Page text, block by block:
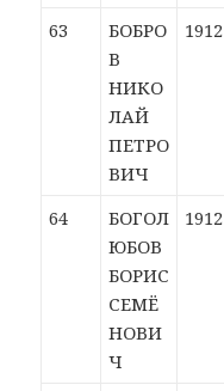
63
БОБРО
В
НИКО
ЛАЙ
ПЕТРО
ВИЧ
1912
64
БОГОЛ
ЮБОВ
БОРИС
СЕМЁ
НОВИ
Ч
1912